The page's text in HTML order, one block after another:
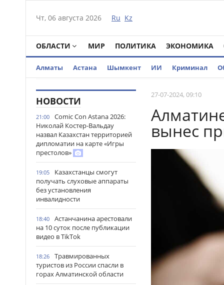
Чт, 06 августа 2026 Ru Kz
ОБЛАСТИ МИР ПОЛИТИКА ЭКОНОМИКА
Алматы Астана Шымкент ИИ Криминал
НОВОСТИ
21:00
Comic Con Astana 2026:
Николай Костер-Вальдау
назвал Казахстан территорией
дипломатии на карте «Игры
престолов»
19:05
Казахстанцы смогут
получать слуховые аппараты
без установления
инвалидности
18:40
Астанчанина арестовали
на 10 суток после публикации
видео в TikTok
18:26
Травмированных
туристов из России спасли в
горах Алматинской области
27-07-2024, 09:10
вынес